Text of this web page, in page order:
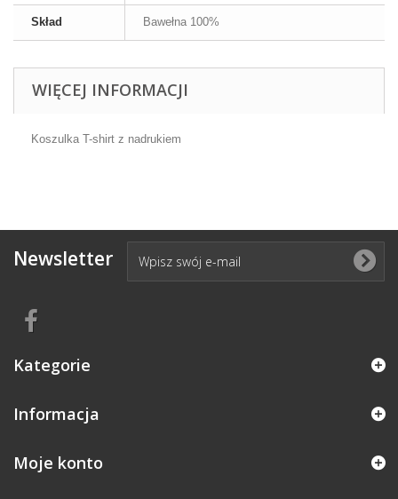
Skład Bawełna 100%
WIĘCEJ INFORMACJI
Koszulka T-shirt z nadrukiem
Newsletter
Kategorie
Informacja
Moje konto